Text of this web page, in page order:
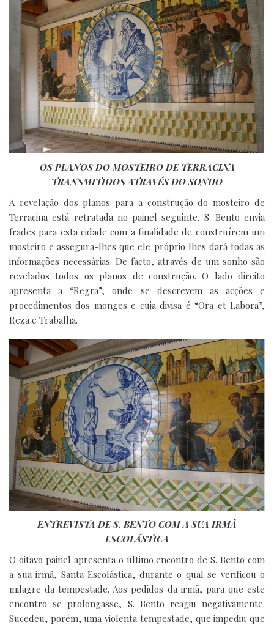
OS PLANOS DO MOSTEIRO DE TERRACINA
TRANSMITIDOS ATRAVÉS DO SONHO
A revelação dos planos para a construção do mosteiro de
Terracina está retratada no painel seguinte. S. Bento envia
frades para esta cidade com a finalidade de construírem um
mosteiro e assegura-lhes que ele próprio lhes dará todas as
informações necessárias. De facto, através de um sonho são
revelados todos os planos de construção. O lado direito
apresenta a “Regra”, onde se descrevem as acções e
procedimentos dos monges e cuja divisa é “Ora et Labora”,
Reza e Trabalha.
ENTREVISTA DE S. BENTO COM A SUA IRMÃ
ESCOLÁSTICA
O oitavo painel apresenta o último encontro de S. Bento com
a sua irmã, Santa Escolástica, durante o qual se verificou o
milagre da tempestade. Aos pedidos da irmã, para que este
encontro se prolongasse, S. Bento reagiu negativamente.
Sucedeu, porém, uma violenta tempestade, que impediu que